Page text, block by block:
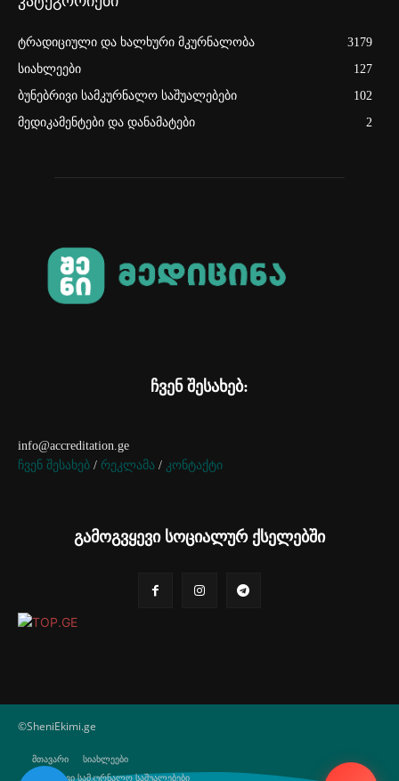
ტრადიციული და ხალხური მკურნალობა
3179
სიახლეები
127
ბუნებრივი სამკურნალო საშუალებები
102
მედიკამენტები და დანამატები
2
ჩვენ შესახებ:
info@accreditation.ge
ჩვენ შესახებ / რეკლამა / კონტაქტი
გამოგვყევი სოციალურ ქსელებში
©SheniEkimi.ge
მთავარი
სიახლეები
ბუნებრივი სამკურნალო საშუალებები